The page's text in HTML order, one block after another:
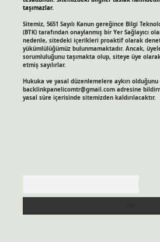
taşımazlar.
Sitemiz, 5651 Sayılı Kanun gereğince Bilgi
(BTK) tarafından onaylanmış bir Yer Sağlayıcı
nedenle, sitedeki içerikleri proaktif olarak
yükümlülüğümüz bulunmamaktadır. Ancak,
sorumluluğunu taşımakta olup, siteye üye
etmiş sayılırlar.
Hukuka ve yasal düzenlemelere aykırı
backlinkpanelicomtr@gmail.comadresine
yasal süre içerisinde sitemizden kaldırılacaktır.